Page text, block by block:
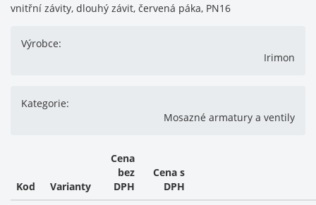
vnitřní závity, dlouhý závit, červená páka, PN16
Výrobce:
Irimon
Kategorie:
Mosazné armatury a ventily
Kod Varianty
Cena
bez
DPH
Cena s
DPH